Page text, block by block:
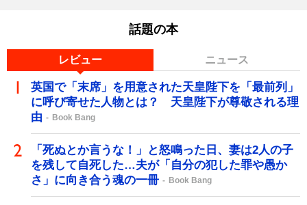
話題の本
レビュー ニュース
英国で「末席」を用意された天皇陛下を「最前列」
に呼び寄せた人物とは？ 天皇陛下が尊敬される理
由
Book Bang
「死ぬとか言うな！」と怒鳴った日、妻は2人の子
を残して自死した…夫が「自分の犯した罪や愚か
さ」に向き合う魂の一冊
Book Bang